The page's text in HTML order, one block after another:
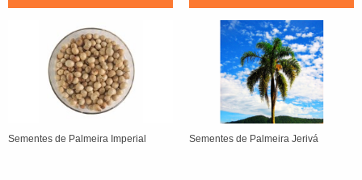
Sementes de Palmeira Imperial Sementes de Palmeira Jerivá